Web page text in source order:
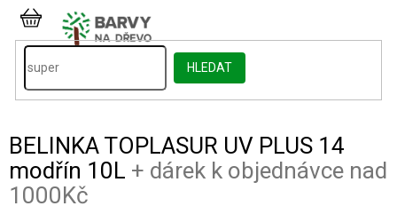
Přejít
obsah
HLEDAT
NÁKUPNÍ
KOŠÍK
BELINKA TOPLASUR UV PLUS 14
modřín 10L + dárek k objednávce nad
1000Kč